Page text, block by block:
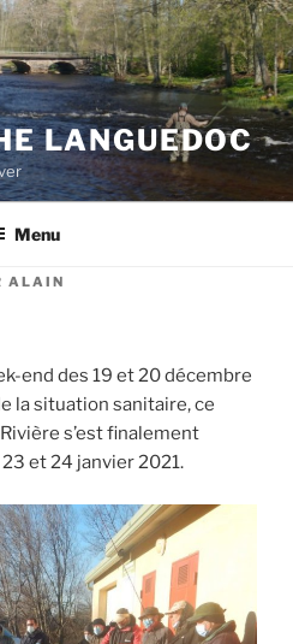
LANGUEDOC
Menu
ALAIN
end des 19 et 20 décembre
la situation sanitaire, ce
s’est finalement
et 24 janvier 2021.